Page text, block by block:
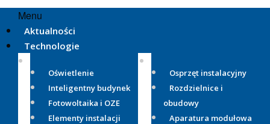
Menu
Aktualności
Technologie
Oświetlenie
Inteligentny budynek
Fotowoltaika i OZE
Elementy instalacji
Osprzęt instalacyjny
Rozdzielnice i
obudowy
Aparatura modułowa